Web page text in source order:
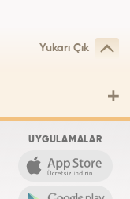
Yukarı Çık
UYGULAMALAR